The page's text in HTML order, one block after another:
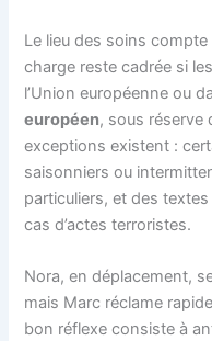
Le lieu des soins
charge reste cadrée si
l’Union européenne ou
européen, sous réserve
exceptions existent :
saisonniers ou
particuliers, et des
cas d’actes terroristes.
Nora, en déplacement,
mais Marc réclame
bon réflexe consiste à